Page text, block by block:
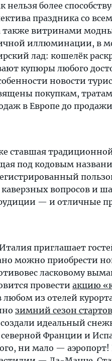
более
праздника со
витринами
иллюминации, в
лад: кошелёк
купюры любого
новости
покупкам,
в Европе до продажи
ставшая
под кодовым
вопросов и
— и отличные
приглашает
можно приобрести
ласковому
провести акцию
из отелей
зимний сезон
идеальный
северной Франции и
ни мало — аэропорт!